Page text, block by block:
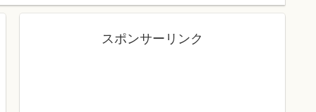
スポンサーリンク